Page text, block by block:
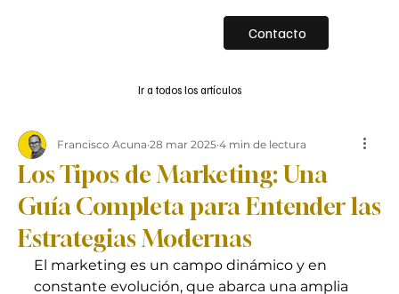
Contacto
Ir a todos los artículos
Los Tipos de Marketing: Una
Guía Completa para Entender las
Estrategias Modernas
Francisco Acuna 28 mar 2025 4 min de lectura
El marketing es un campo dinámico y en
constante evolución, que abarca una amplia